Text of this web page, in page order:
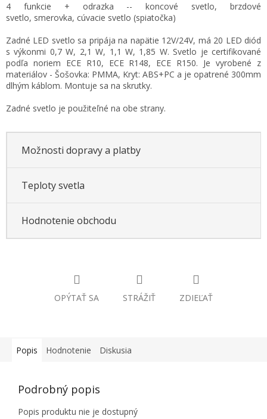
4 funkcie + odrazka -- koncové svetlo, brzdové
svetlo, smerovka, cúvacie svetlo (spiatočka)
Zadné LED svetlo sa pripája na napätie 12V/24V, má 20 LED diód
s výkonmi 0,7 W, 2,1 W, 1,1 W, 1,85 W. Svetlo je certifikované
podľa noriem ECE R10, ECE R148, ECE R150. Je vyrobené z
materiálov - Šošovka: PMMA, Kryt: ABS+PC a je opatrené 300mm
dlhým káblom. Montuje sa na skrutky.
Zadné svetlo je použiteľné na obe strany.
Možnosti dopravy a platby
Teploty svetla
Hodnotenie obchodu
OPÝTAŤ SA STRÁŽIŤ ZDIEĽAŤ
Popis Hodnotenie Diskusia
Podrobný popis
Popis produktu nie je dostupný